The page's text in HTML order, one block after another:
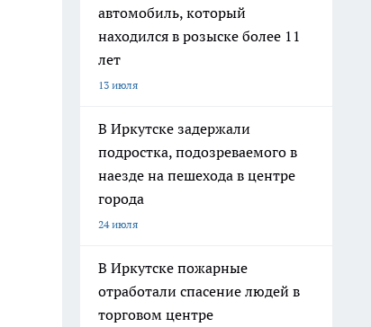
автомобиль, который
находился в розыске более 11
лет
13 июля
В Иркутске задержали
подростка, подозреваемого в
наезде на пешехода в центре
города
24 июля
В Иркутске пожарные
отработали спасение людей в
торговом центре